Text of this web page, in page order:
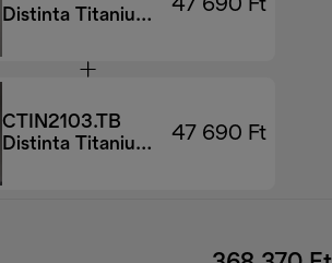
Distinta Titanium
47 690 Ft
CTIN2103.TB
Distinta Titanium
47 690 Ft